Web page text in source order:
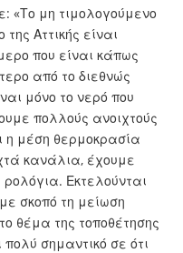
«Το μη τιμολογούμενο
Αττικής είναι
που είναι κάπως
από το διεθνώς
μόνο το νερό που
πολλούς ανοιχτούς
η μέση θερμοκρασία
κανάλια, έχουμε
Εκτελούνται
σκοπό τη μείωση
θέμα της τοποθέτησης
σημαντικό σε ότι